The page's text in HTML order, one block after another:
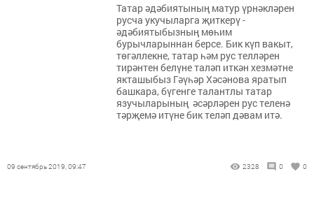
Татар әдәбиятының матур үрнәкләрен
русча укучыларга җиткерү -
әдәбиятыбызның мөһим
бурычларыннан берсе. Бик күп вакыт,
төгәллекне, татар һәм рус телләрен
тирәнтен белүне таләп иткән хезмәтне
якташыбыз Гәүһәр Хәсәнова яратып
башкара, бүгенге талантлы татар
язучыларының әсәрләрен рус теленә
тәрҗемә итүне бик теләп дәвам итә.
09 сентябрь 2019, 09:47 2328 0 0